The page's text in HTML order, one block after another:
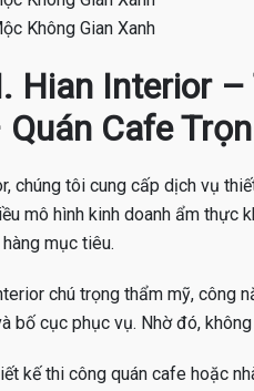
Hian Interior
Cafe
chúng tôi cung cấp dịch vụ
mô hình kinh doanh ẩm
mục tiêu.
chú trọng thẩm mỹ, công
bố cục phục vụ. Nhờ đó,
kế thi công quán cafe hoặc